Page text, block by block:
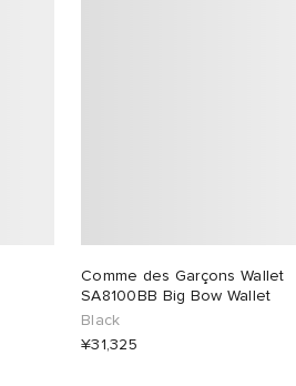
Comme des Garçons Wallet
SA8100BB Big Bow Wallet
Black
¥31,325